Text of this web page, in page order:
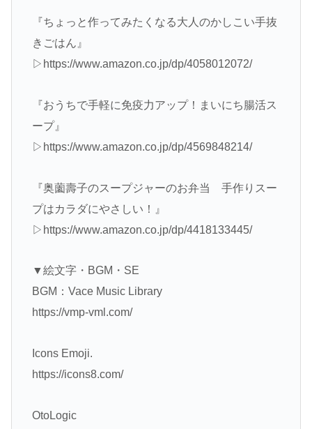
『ちょっと作ってみたくなる大人のかしこい手抜
きごはん』
▷https://www.amazon.co.jp/dp/4058012072/
『おうちで手軽に免疫力アップ！まいにち腸活ス
ープ』
▷https://www.amazon.co.jp/dp/4569848214/
『奥薗壽子のスープジャーのお弁当 手作りスー
プはカラダにやさしい！』
▷https://www.amazon.co.jp/dp/4418133445/
▼絵文字・BGM・SE
BGM：Vace Music Library
https://vmp-vml.com/
Icons Emoji.
https://icons8.com/
OtoLogic